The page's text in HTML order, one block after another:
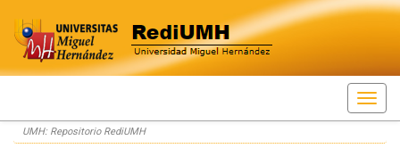
Skip
navigation
UMH: Repositorio RediUMH